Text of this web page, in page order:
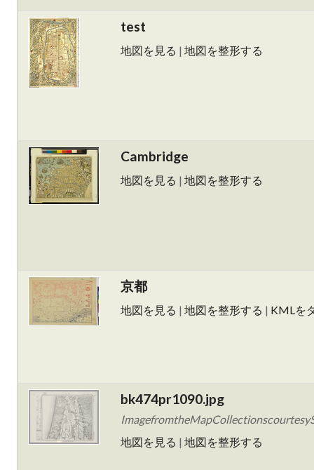
test
地図を見る | 地図を整形する
Cambridge
地図を見る | 地図を整形する
京都
地図を見る | 地図を整形する | KMLを
bk474pr1090.jpg
地図を見る | 地図を整形する